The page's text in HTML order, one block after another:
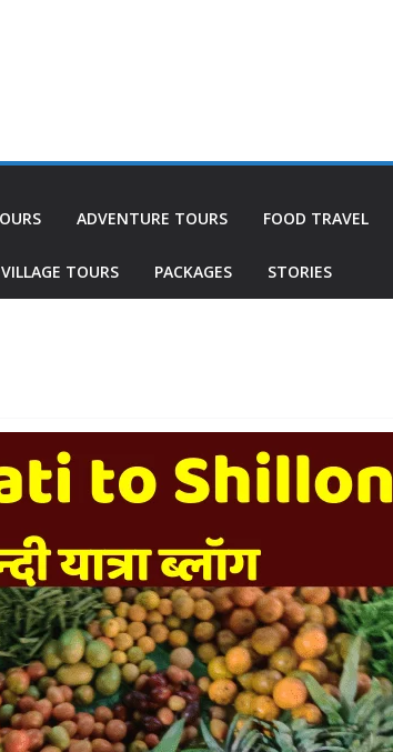
ADVENTURE TOURS FOOD TRAVEL
VILLAGE TOURS PACKAGES STORIES